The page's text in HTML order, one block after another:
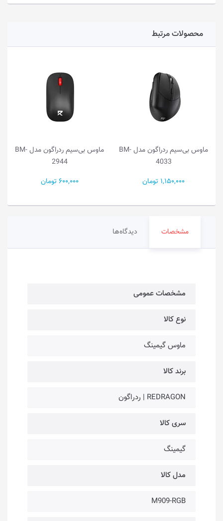
محصولات مرتبط
ماوس بی‌سیم ردراگون مدل BM-
4033
1,150,000 تومان
ماوس بی‌سیم ردراگون مدل BM-
2944
600,000 تومان
مشخصات دیدگاه‌ها
مشخصات عمومی
نوع کالا
ماوس گیمینگ
برند کالا
REDRAGON | ردراگون
سری کالا
گیمینگ
مدل کالا
M909-RGB